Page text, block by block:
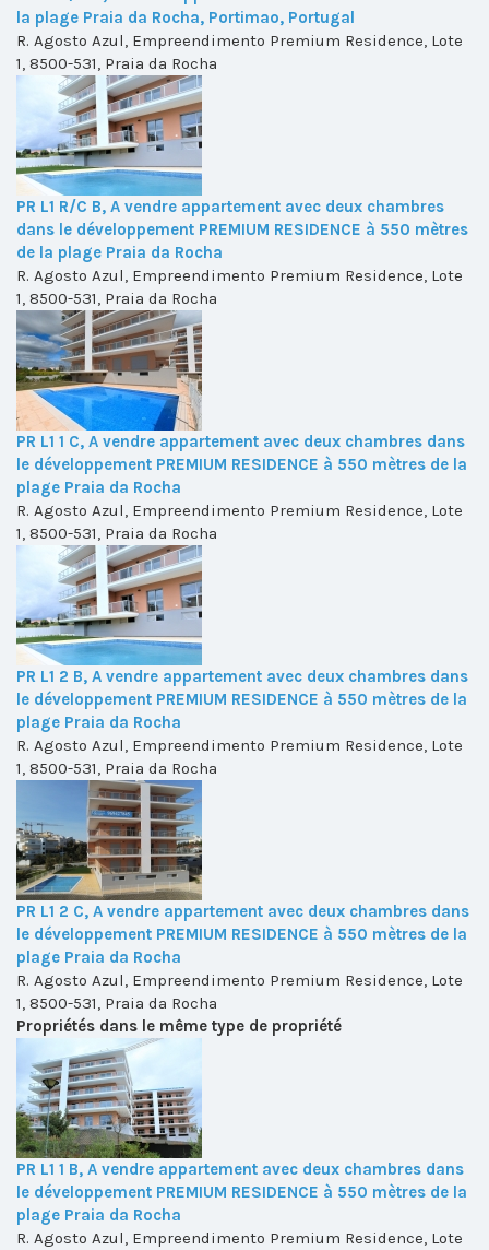
la plage Praia da Rocha, Portimao, Portugal
R. Agosto Azul, Empreendimento Premium Residence, Lote
1, 8500-531, Praia da Rocha
PR L1 R/C B, A vendre appartement avec deux chambres
dans le développement PREMIUM RESIDENCE à 550 mètres
de la plage Praia da Rocha
R. Agosto Azul, Empreendimento Premium Residence, Lote
1, 8500-531, Praia da Rocha
PR L1 1 C, A vendre appartement avec deux chambres dans
le développement PREMIUM RESIDENCE à 550 mètres de la
plage Praia da Rocha
R. Agosto Azul, Empreendimento Premium Residence, Lote
1, 8500-531, Praia da Rocha
PR L1 2 B, A vendre appartement avec deux chambres dans
le développement PREMIUM RESIDENCE à 550 mètres de la
plage Praia da Rocha
R. Agosto Azul, Empreendimento Premium Residence, Lote
1, 8500-531, Praia da Rocha
PR L1 2 C, A vendre appartement avec deux chambres dans
le développement PREMIUM RESIDENCE à 550 mètres de la
plage Praia da Rocha
R. Agosto Azul, Empreendimento Premium Residence, Lote
1, 8500-531, Praia da Rocha
Propriétés dans le même type de propriété
PR L1 1 B, A vendre appartement avec deux chambres dans
le développement PREMIUM RESIDENCE à 550 mètres de la
plage Praia da Rocha
R. Agosto Azul, Empreendimento Premium Residence, Lote